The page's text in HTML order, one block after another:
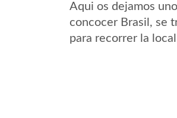
Aqui os dejamos
concocer Brasil, se
para recorrer la